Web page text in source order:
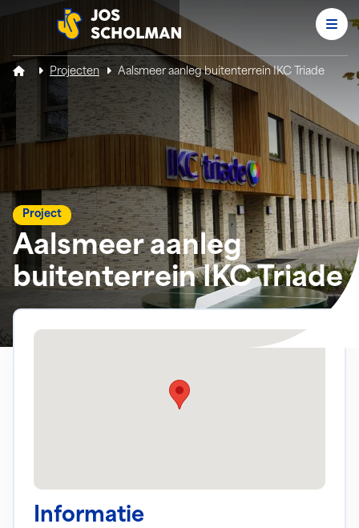
Jos Scholman
Projecten Aalsmeer aanleg buitenterrein IKC Triade
Aalsmeer aanleg
buitenterrein IKC Triade
Project
Informatie